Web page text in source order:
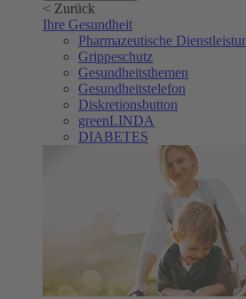
< Zurück
Ihre Gesundheit
Pharmazeutische
Grippeschutz
Gesundheitsthemen
Gesundheitstelefon
Diskretionsbutton
greenLINDA
DIABETES